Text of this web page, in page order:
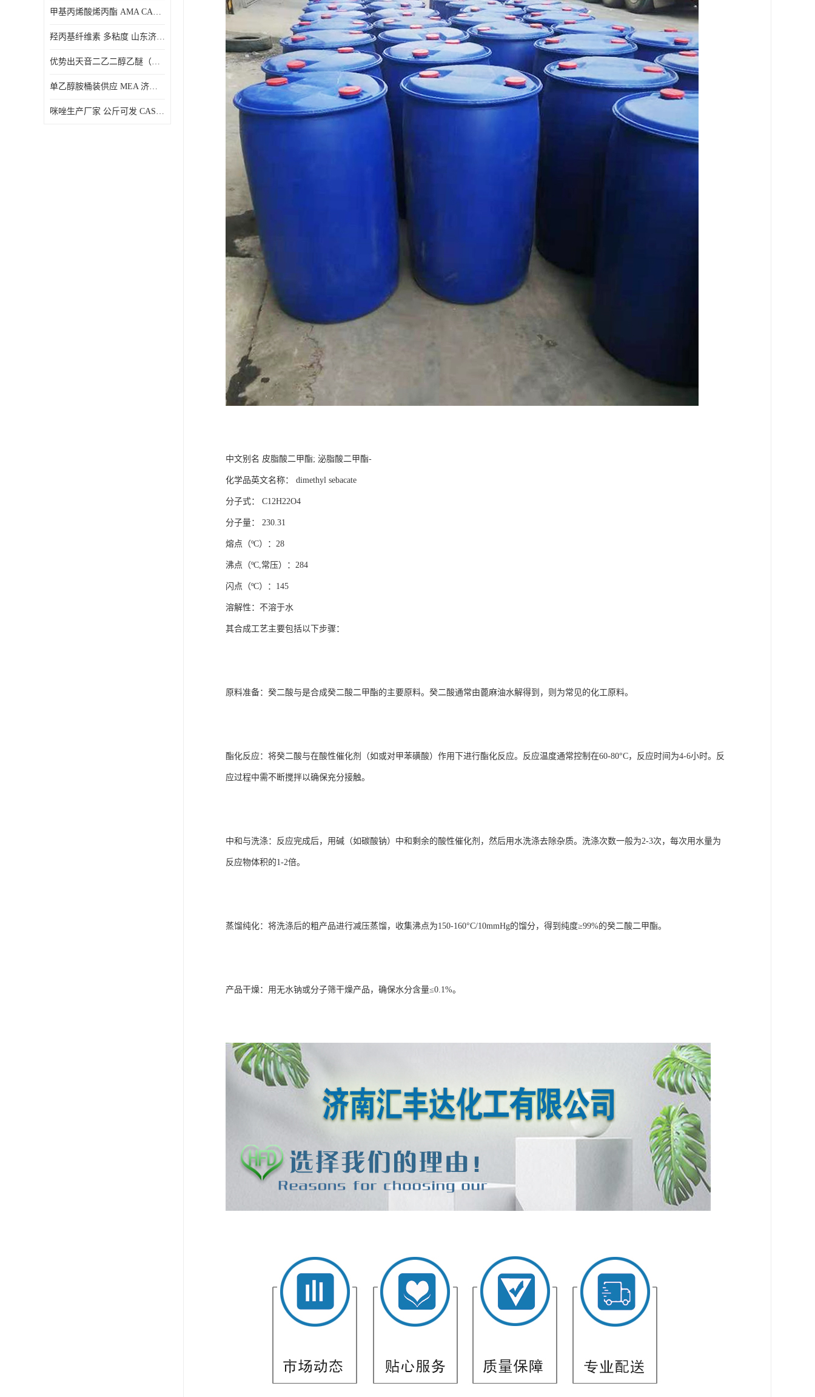
甲基丙烯酸烯丙酯 AMA CAS：96-05-9
羟丙基纤维素 多粘度 山东济南仓库发货
优势出天音二乙二醇乙醚（DPE）山东仓库发现货
单乙醇胺桶装供应 MEA 济南仓库发货 厂家
咪唑生产厂家 公斤可发 CAS:288-32-4
中文别名 皮脂酸二甲酯; 泌脂酸二甲酯-
化学品英文名称： dimethyl sebacate
分子式： C12H22O4
分子量： 230.31
熔点（ºC）：28
沸点（ºC,常压）：284
闪点（ºC）：145
溶解性：不溶于水
其合成工艺主要包括以下步骤：
‌原料准备‌：癸二酸与是合成癸二酸二甲酯的主要原料。癸二酸通常由蓖麻油水解得到，则为常见的化工原料。
‌酯化反应‌：将癸二酸与在酸性催化剂（如或对甲苯磺酸）作用下进行酯化反应。反应温度通常控制在60-80°C，反应时间为4-6小时。反
应过程中需不断搅拌以确保充分接触。
‌中和与洗涤‌：反应完成后，用碱（如碳酸钠）中和剩余的酸性催化剂，然后用水洗涤去除杂质。洗涤次数一般为2-3次，每次用水量为
反应物体积的1-2倍。
‌蒸馏纯化‌：将洗涤后的粗产品进行减压蒸馏，收集沸点为150-160°C/10mmHg的馏分，得到纯度≥99%的癸二酸二甲酯。
‌产品干燥‌：用无水钠或分子筛干燥产品，确保水分含量≤0.1%。